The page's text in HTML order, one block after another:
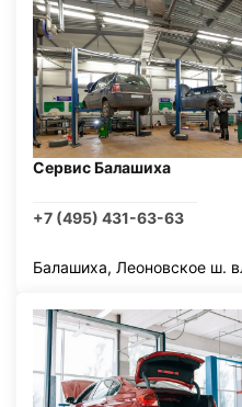
Сервис Балашиха
+7 (495) 431-63-63
Балашиха, Леоновское ш.